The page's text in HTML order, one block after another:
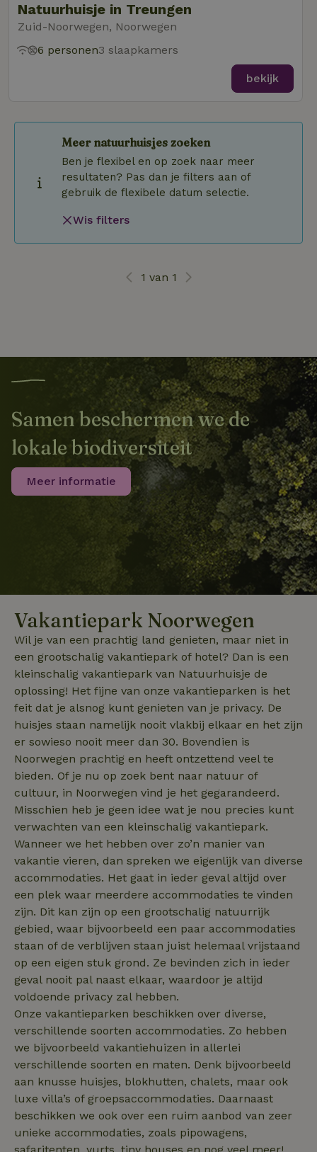
Natuurhuisje in Treungen
Zuid-Noorwegen, Noorwegen
6 personen3 slaapkamers
bekijk
Meer natuurhuisjes zoeken
Ben je flexibel en op zoek naar meer
resultaten? Pas dan je filters aan of
gebruik de flexibele datum selectie.
Wis filters
1 van 1
Samen beschermen we de
lokale biodiversiteit
Meer informatie
Vakantiepark Noorwegen
Wil je van een prachtig land genieten, maar niet in
een grootschalig vakantiepark of hotel? Dan is een
kleinschalig vakantiepark van Natuurhuisje de
oplossing! Het fijne van onze vakantieparken is het
feit dat je alsnog kunt genieten van je privacy. De
huisjes staan namelijk nooit vlakbij elkaar en het zijn
er sowieso nooit meer dan 30. Bovendien is
Noorwegen prachtig en heeft ontzettend veel te
bieden. Of je nu op zoek bent naar natuur of
cultuur, in Noorwegen vind je het gegarandeerd.
Misschien heb je geen idee wat je nou precies kunt
verwachten van een kleinschalig vakantiepark.
Wanneer we het hebben over zo’n manier van
vakantie vieren, dan spreken we eigenlijk van diverse
accommodaties. Het gaat in ieder geval altijd over
een plek waar meerdere accommodaties te vinden
zijn. Dit kan zijn op een grootschalig natuurrijk
gebied, waar bijvoorbeeld een paar accommodaties
staan of de verblijven staan juist helemaal vrijstaand
op een eigen stuk grond. Ze bevinden zich in ieder
geval nooit pal naast elkaar, waardoor je altijd
voldoende privacy zal hebben.
Onze vakantieparken beschikken over diverse,
verschillende soorten accommodaties. Zo hebben
we bijvoorbeeld vakantiehuizen in allerlei
verschillende soorten en maten. Denk bijvoorbeeld
aan knusse huisjes, blokhutten, chalets, maar ook
luxe villa’s of groepsaccommodaties. Daarnaast
beschikken we ook over een ruim aanbod van zeer
unieke accommodaties, zoals pipowagens,